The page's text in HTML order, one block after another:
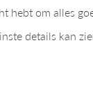
hebt om alles
details kan